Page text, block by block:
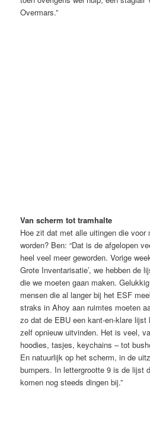
Overmars.”
Van scherm tot tramhalte
Hoe zit dat met alle uitingen die voor
worden? Ben: “Dat is de afgelopen
heel veel meer geworden. Vorige
Grote Inventarisatie’, we hebben de
die we moeten gaan maken.
mensen die al langer bij het ESF
straks in Ahoy aan ruimtes moeten
zo dat de EBU een kant-en-klare lijst
zelf opnieuw uitvinden. Het is veel,
hoodies, tasjes, keychains – tot
En natuurlijk op het scherm, in de
bumpers. In lettergrootte 9 is de lijst
komen nog steeds dingen bij.”